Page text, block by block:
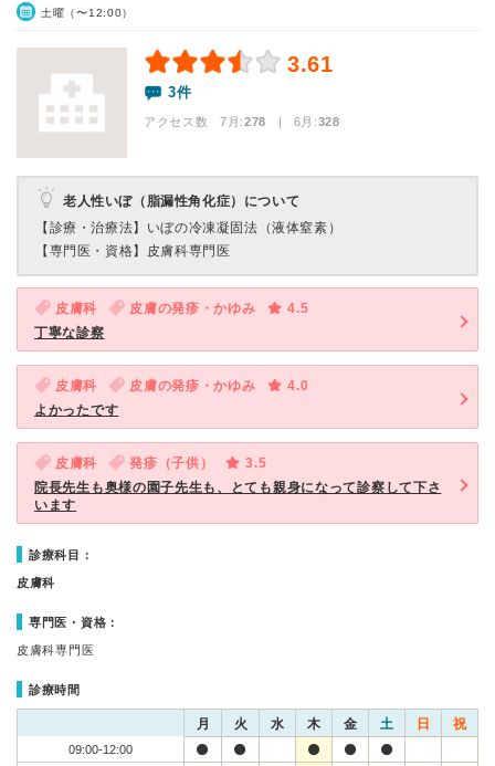
土曜（〜12:00）
3.61
3件
アクセス数 7月:278 | 6月:328
老人性いぼ（脂漏性角化症）について
【診療・治療法】 いぼの冷凍凝固法（液体窒素）
【専門医・資格】 皮膚科専門医
皮膚科 皮膚の発疹・かゆみ
4.5
丁寧な診察
皮膚科 皮膚の発疹・かゆみ
4.0
よかったです
皮膚科 発疹（子供）
3.5
院長先生も奥様の園子先生も、とても親身になって診察して下さ
います
診療科目：
皮膚科
専門医・資格：
皮膚科専門医
診療時間
月 火 水 木 金 土 日 祝
09:00-12:00